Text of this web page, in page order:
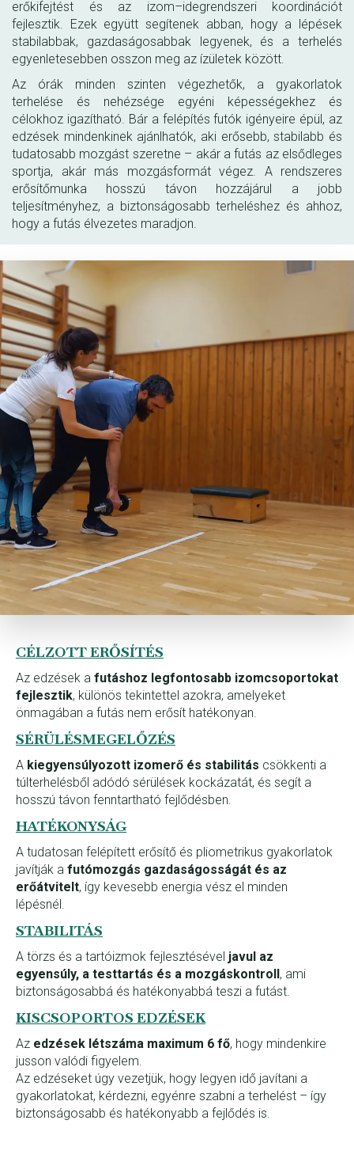
erőkifejtést és az izom–idegrendszeri koordinációt
fejlesztik. Ezek együtt segítenek abban, hogy a lépések
stabilabbak, gazdaságosabbak legyenek, és a terhelés
egyenletesebben osszon meg az ízületek között.
Az órák minden szinten végezhetők, a gyakorlatok
terhelése és nehézsége egyéni képességekhez és
célokhoz igazítható. Bár a felépítés futók igényeire épül, az
edzések mindenkinek ajánlhatók, aki erősebb, stabilabb és
tudatosabb mozgást szeretne – akár a futás az elsődleges
sportja, akár más mozgásformát végez. A rendszeres
erősítőmunka hosszú távon hozzájárul a jobb
teljesítményhez, a biztonságosabb terheléshez és ahhoz,
hogy a futás élvezetes maradjon.
CÉLZOTT ERŐSÍTÉS
Az edzések a futáshoz legfontosabb izomcsoportokat
fejlesztik, különös tekintettel azokra, amelyeket
önmagában a futás nem erősít hatékonyan.
SÉRÜLÉSMEGELŐZÉS
A kiegyensúlyozott izomerő és stabilitás csökkenti a
túlterhelésből adódó sérülések kockázatát, és segít a
hosszú távon fenntartható fejlődésben.
HATÉKONYSÁG
A tudatosan felépített erősítő és pliometrikus gyakorlatok
javítják a futómozgás gazdaságosságát és az
erőátvitelt, így kevesebb energia vész el minden
lépésnél.
STABILITÁS
A törzs és a tartóizmok fejlesztésével javul az
egyensúly, a testtartás és a mozgáskontroll , ami
biztonságosabbá és hatékonyabbá teszi a futást.
KISCSOPORTOS EDZÉSEK
Az edzések létszáma maximum 6 fő, hogy mindenkire
jusson valódi figyelem.
Az edzéseket úgy vezetjük, hogy legyen idő javítani a
gyakorlatokat, kérdezni, egyénre szabni a terhelést – így
biztonságosabb és hatékonyabb a fejlődés is.